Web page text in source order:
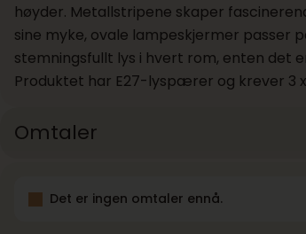
høyder. Metallstripene skaper
sine myke, ovale lampeskjermer passer
stemningsfullt lys i hvert rom, enten det
Produktet har E27-lyspærer og krever 3
Omtaler
Det er ingen omtaler ennå.